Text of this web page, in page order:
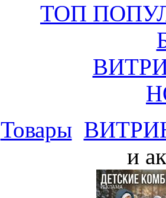
ТОП
Товары
и
РЕКЛАМА